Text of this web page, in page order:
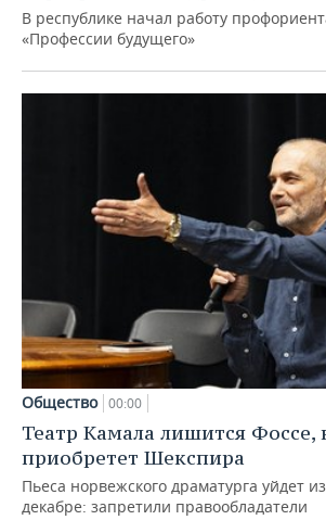
В республике начал работу
«Профессии будущего»
Общество 00:00
Театр Камала лишится Фоссе,
приобретет Шекспира
Пьеса норвежского драматурга уйдет
декабре: запретили правообладатели